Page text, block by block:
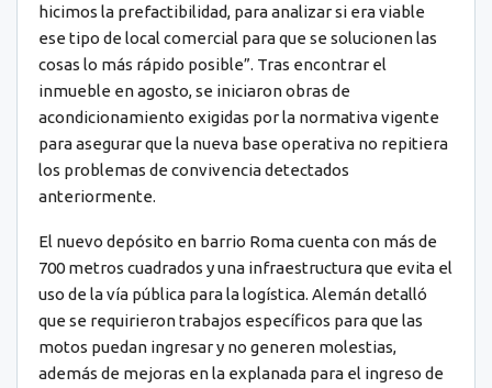
hicimos la prefactibilidad, para analizar si era viable
ese tipo de local comercial para que se solucionen las
cosas lo más rápido posible”. Tras encontrar el
inmueble en agosto, se iniciaron obras de
acondicionamiento exigidas por la normativa vigente
para asegurar que la nueva base operativa no repitiera
los problemas de convivencia detectados
anteriormente.
El nuevo depósito en barrio Roma cuenta con más de
700 metros cuadrados y una infraestructura que evita el
uso de la vía pública para la logística. Alemán detalló
que se requirieron trabajos específicos para que las
motos puedan ingresar y no generen molestias,
además de mejoras en la explanada para el ingreso de